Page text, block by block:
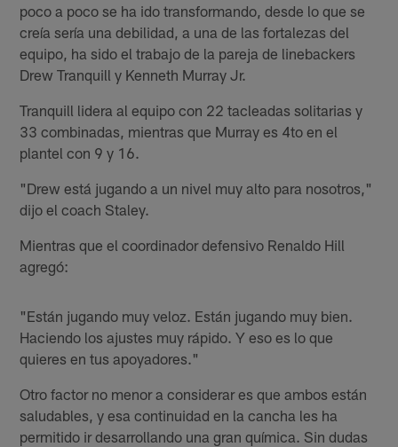
poco a poco se ha ido transformando, desde lo que se
creía sería una debilidad, a una de las fortalezas del
equipo, ha sido el trabajo de la pareja de linebackers
Drew Tranquill y Kenneth Murray Jr.
Tranquill lidera al equipo con 22 tacleadas solitarias y
33 combinadas, mientras que Murray es 4to en el
plantel con 9 y 16.
"Drew está jugando a un nivel muy alto para nosotros,"
dijo el coach Staley.
Mientras que el coordinador defensivo Renaldo Hill
agregó:
"Están jugando muy veloz. Están jugando muy bien.
Haciendo los ajustes muy rápido. Y eso es lo que
quieres en tus apoyadores."
Otro factor no menor a considerar es que ambos están
saludables, y esa continuidad en la cancha les ha
permitido ir desarrollando una gran química. Sin dudas